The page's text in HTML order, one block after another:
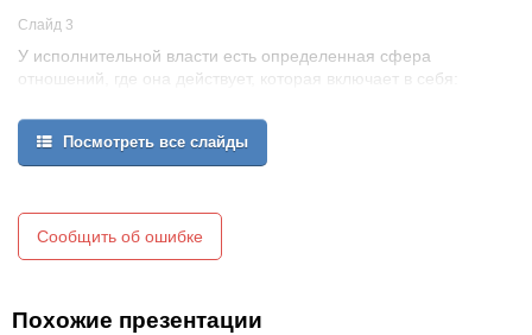
Слайд 3
У исполнительной власти есть определенная сфера
отношений, где она действует, которая включает в себя:
Посмотреть все слайды
Сообщить об ошибке
Похожие презентации